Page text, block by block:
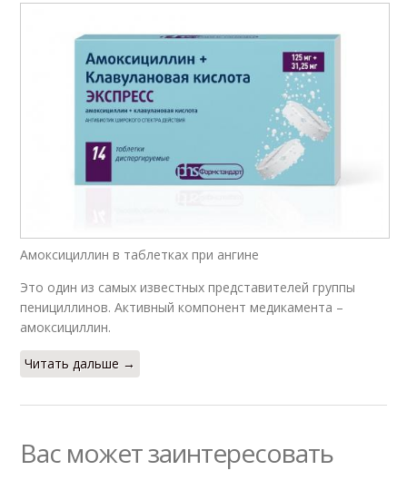
Амоксициллин в таблетках при ангине
Это один из самых известных представителей группы
пенициллинов. Активный компонент медикамента –
амоксициллин.
Читать дальше →
Вас может заинтересовать